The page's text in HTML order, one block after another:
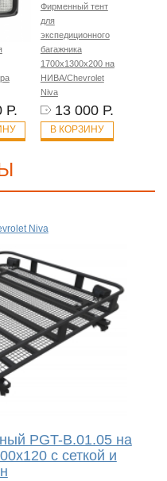
Р.
Фирменный тент
для
экспедиционного
багажника
1700х1300х200 на
НИВА/Chevrolet
Niva
13 000 Р.
В КОРЗИНУ
Niva
PGT-B.01.05 на
с сеткой и